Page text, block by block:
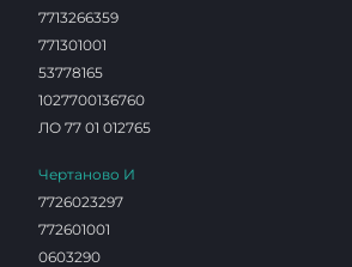
7713266359
771301001
53778165
1027700136760
ЛО 77 01 012765
Чертаново И
7726023297
772601001
0603290